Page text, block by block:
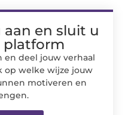
aan en sluit u
platform
en deel jouw verhaal
op welke wijze jouw
motiveren en